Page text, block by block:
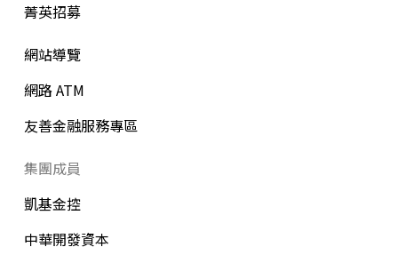
菁英招募
網站導覽
網路 ATM
友善金融服務專區
集團成員
凱基金控
中華開發資本